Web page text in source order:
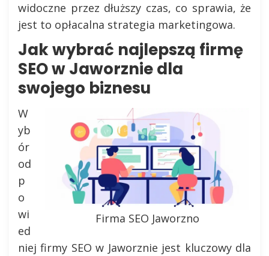
widoczne przez dłuższy czas, co sprawia, że
jest to opłacalna strategia marketingowa.
Jak wybrać najlepszą firmę
SEO w Jaworznie dla
swojego biznesu
Firma SEO Jaworzno
W
yb
ór
od
p
o
wi
ed
niej firmy SEO w Jaworznie jest kluczowy dla